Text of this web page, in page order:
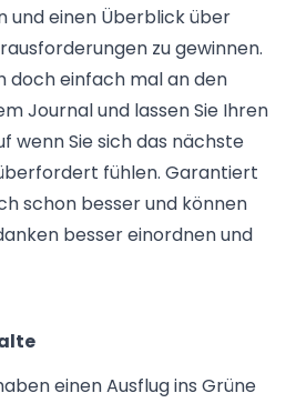
und einen Überblick über
zu gewinnen.
doch einfach mal an den
Journal und lassen Sie Ihren
wenn Sie sich das nächste
fühlen. Garantiert
schon besser und können
besser einordnen und
einen Ausflug ins Grüne